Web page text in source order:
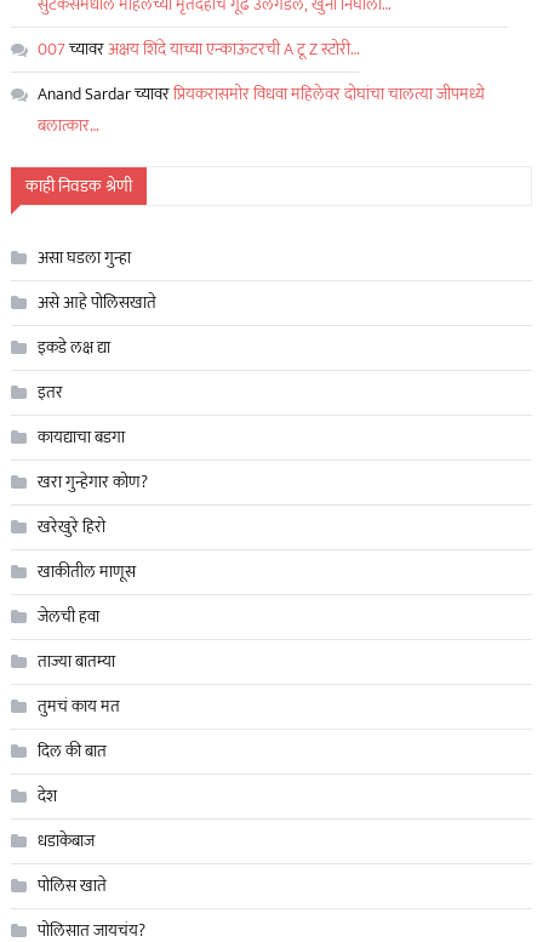
007च्यावरअक्षय शिंदे याच्या एन्काऊंटरची A टू Z स्टोरी…
Anand Sardarच्यावरप्रियकरासमोर विधवा महिलेवर दोघांचा चालत्या जीपमध्ये
बलात्कार…
काही निवडक श्रेणी
असा घडला गुन्हा
असे आहे पोलिसखाते
इकडे लक्ष द्या
इतर
कायद्याचा बडगा
खरा गुन्हेगार कोण?
खरेखुरे हिरो
खाकीतील माणूस
जेलची हवा
ताज्या बातम्या
तुमचं काय मत
दिल की बात
देश
धडाकेबाज
पोलिस खाते
पोलिसात जायचंय?